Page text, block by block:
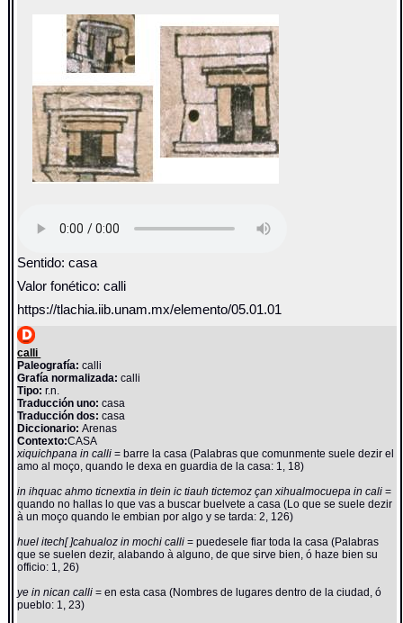
Sentido: casa
Valor fonético: calli
https://tlachia.iib.unam.mx/elemento/05.01.01
calli
Paleografía: calli
Grafía normalizada: calli
Tipo: r.n.
Traducción uno: casa
Traducción dos: casa
Diccionario:Arenas
Contexto:CASA
xiquichpana in calli= barre la casa (Palabras que comunmente suele dezir el
amo al moço, quando le dexa en guardia de la casa: 1, 18)
in ihquac ahmo ticnextia in tlein ic tiauh tictemoz çan xihualmocuepa in cali=
quando no hallas lo que vas a buscar buelvete a casa (Lo que se suele dezir
à un moço quando le embian por algo y se tarda: 2, 126)
huel itech[ ]cahualoz in mochi calli= puedesele fiar toda la casa (Palabras
que se suelen dezir, alabando à alguno, de que sirve bien, ó haze bien su
officio: 1, 26)
ye in nican calli= en esta casa (Nombres de lugares dentro de la ciudad, ó
pueblo: 1, 23)